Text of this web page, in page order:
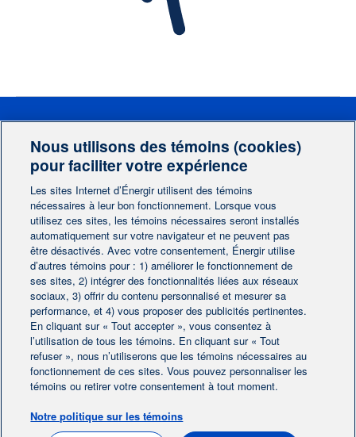
Vous souhaitez connaître
les possibilités du GNL pour
votre entreprise?
Notre équipe d'experts analysera votre situation et vous
proposera des solutions adaptées.
Contactez-nous
EN
Nous utilisons des témoins (cookies)
pour faciliter votre expérience
Les sites Internet d’Énergir utilisent des témoins
nécessaires à leur bon fonctionnement. Lorsque vous
utilisez ces sites, les témoins nécessaires seront installés
automatiquement sur votre navigateur et ne peuvent pas
être désactivés. Avec votre consentement, Énergir utilise
d’autres témoins pour : 1) améliorer le fonctionnement de
ses sites, 2) intégrer des fonctionnalités liées aux réseaux
sociaux, 3) offrir du contenu personnalisé et mesurer sa
performance, et 4) vous proposer des publicités pertinentes.
En cliquant sur « Tout accepter », vous consentez à
l’utilisation de tous les témoins. En cliquant sur « Tout
refuser », nous n’utiliserons que les témoins nécessaires au
fonctionnement de ces sites. Vous pouvez personnaliser les
témoins ou retirer votre consentement à tout moment.
Notre politique sur les témoins